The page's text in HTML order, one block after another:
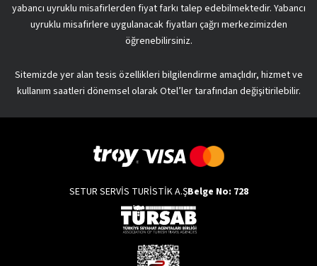
yabancı uyruklu misafirlerden fiyat farkı talep edebilmektedir. Yabancı
uyruklu misafirlere uygulanacak fiyatları çağrı merkezimizden
öğrenebilirsiniz.
Sitemizde yer alan tesis özellikleri bilgilendirme amaçlıdır, hizmet ve
kullanım saatleri dönemsel olarak Otel’ler tarafından değişitirilebilir.
SETUR SERVİS TURİSTİK A.ŞBelge No: 728